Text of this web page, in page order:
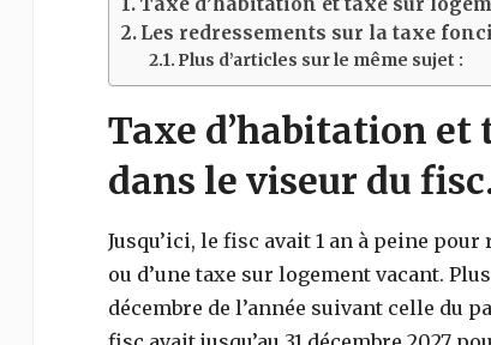
Les redressements sur la taxe
Plus d’articles sur le même sujet :
Taxe d’habitation
dans le viseur du
Jusqu’ici, le fisc avait 1 an à peine
ou d’une taxe sur logement vacant.
décembre de l’année suivant celle du